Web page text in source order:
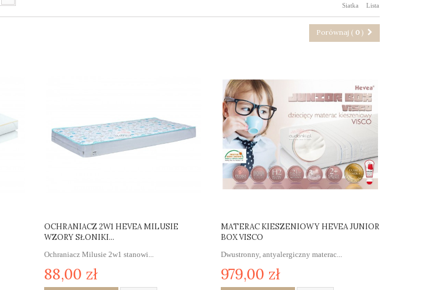
Siatka Lista
Porównaj ( 0 )
OCHRANIACZ 2W1 HEVEA MILUSIE
WZORY SŁONIKI...
Ochraniacz Milusie 2w1 stanowi...
88,00 zł
MATERAC KIESZENIOWY HEVEA JUNIOR
BOX VISCO
Dwustronny, antyalergiczny materac...
979,00 zł